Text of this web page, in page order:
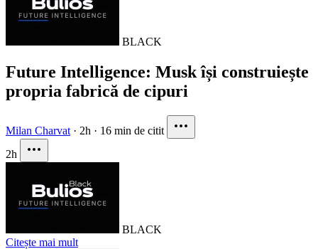
BLACK
Future Intelligence: Musk își construiește
propria fabrică de cipuri
Milan Charvat · 2h · 16 min de citit
2h
BLACK
Citește mai mult